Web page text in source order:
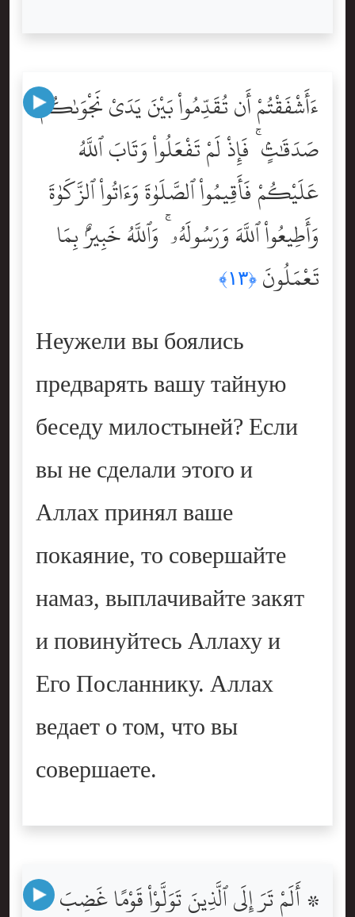
ءَأَشْفَقْتُمْ أَن تُقَدِّمُواْ بَيْنَ يَدَىْ نَجْوَىٰكُمْ
صَدَقَٰتٍۢ ۚ فَإِذْ لَمْ تَفْعَلُواْ وَتَابَ ٱللَّهُ
عَلَيْكُمْ فَأَقِيمُواْ ٱلصَّلَوٰةَ وَءَاتُواْ ٱلزَّكَوٰةَ
وَأَطِيعُواْ ٱللَّهَ وَرَسُولَهُۥ ۚ وَٱللَّهُ خَبِيرٌۢ بِمَا
تَعْمَلُونَ ﴿١٣﴾
Неужели вы боялись
предварять вашу тайную
беседу милостыней? Если
вы не сделали этого и
Аллах принял ваше
покаяние, то совершайте
намаз, выплачивайте закят
и повинуйтесь Аллаху и
Его Посланнику. Аллах
ведает о том, что вы
совершаете.
۞ أَلَمْ تَرَ إِلَى ٱلَّذِينَ تَوَلَّوْاْ قَوْمًا غَضِبَ